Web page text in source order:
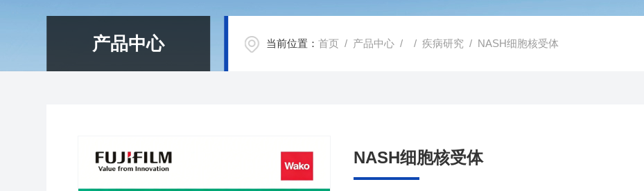
产品中心 当前位置：首页 / 产品中心 / /疾病研究 / NASH细胞核受体
NASH细胞核受体